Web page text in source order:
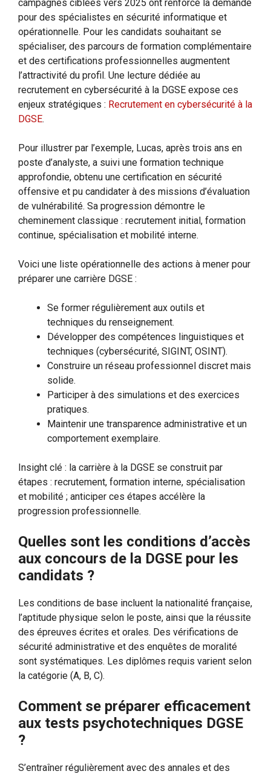
campagnes ciblées vers 2025 ont renforcé la demande
pour des spécialistes en sécurité informatique et
opérationnelle. Pour les candidats souhaitant se
spécialiser, des parcours de formation complémentaire
et des certifications professionnelles augmentent
l’attractivité du profil. Une lecture dédiée au
recrutement en cybersécurité à la DGSE expose ces
enjeux stratégiques : Recrutement en cybersécurité à la
DGSE.
Pour illustrer par l’exemple, Lucas, après trois ans en
poste d’analyste, a suivi une formation technique
approfondie, obtenu une certification en sécurité
offensive et pu candidater à des missions d’évaluation
de vulnérabilité. Sa progression démontre le
cheminement classique : recrutement initial, formation
continue, spécialisation et mobilité interne.
Voici une liste opérationnelle des actions à mener pour
préparer une carrière DGSE :
Se former régulièrement aux outils et
techniques du renseignement.
Développer des compétences linguistiques et
techniques (cybersécurité, SIGINT, OSINT).
Construire un réseau professionnel discret mais
solide.
Participer à des simulations et des exercices
pratiques.
Maintenir une transparence administrative et un
comportement exemplaire.
Insight clé : la carrière à la DGSE se construit par
étapes : recrutement, formation interne, spécialisation
et mobilité ; anticiper ces étapes accélère la
progression professionnelle.
Quelles sont les conditions d’accès
aux concours de la DGSE pour les
candidats ?
Les conditions de base incluent la nationalité française,
l’aptitude physique selon le poste, ainsi que la réussite
des épreuves écrites et orales. Des vérifications de
sécurité administrative et des enquêtes de moralité
sont systématiques. Les diplômes requis varient selon
la catégorie (A, B, C).
Comment se préparer efficacement
aux tests psychotechniques DGSE
?
S’entraîner régulièrement avec des annales et des